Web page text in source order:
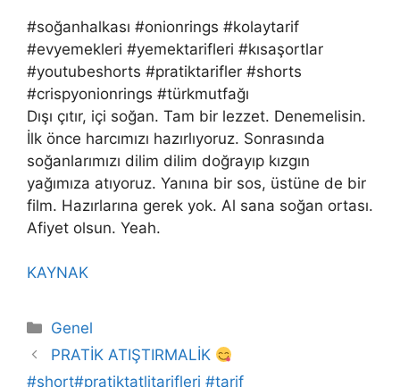
#soğanhalkası #onionrings #kolaytarif
#evyemekleri #yemektarifleri #kısaşortlar
#youtubeshorts #pratiktarifler #shorts
#crispyonionrings #türkmutfağı
Dışı çıtır, içi soğan. Tam bir lezzet. Denemelisin.
İlk önce harcımızı hazırlıyoruz. Sonrasında
soğanlarımızı dilim dilim doğrayıp kızgın
yağımıza atıyoruz. Yanına bir sos, üstüne de bir
film. Hazırlarına gerek yok. Al sana soğan ortası.
Afiyet olsun. Yeah.
KAYNAK
Kategoriler
Genel
PRATİK ATIŞTIRMALİK
#short#pratiktatlitarifleri #tarif